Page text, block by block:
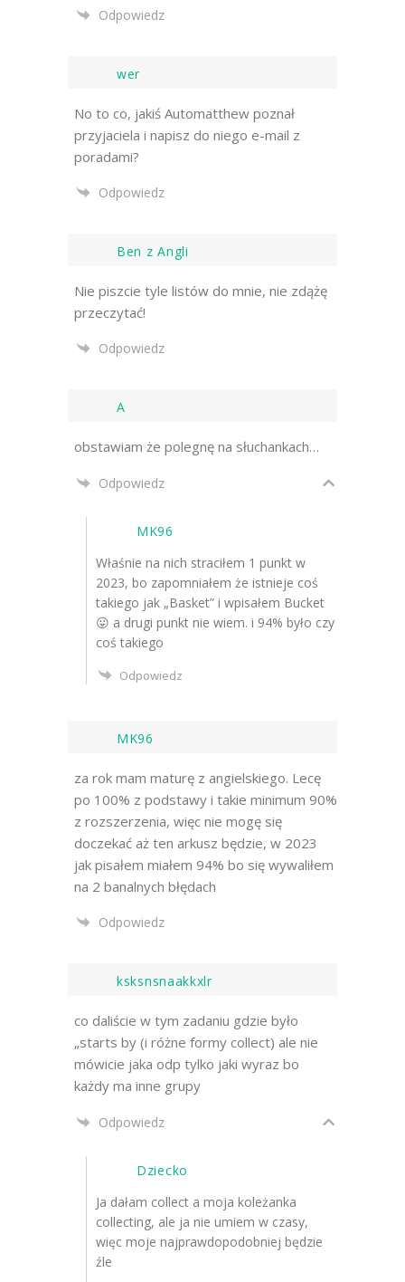
Odpowiedz
wer
No to co, jakiś Automatthew poznał
przyjaciela i napisz do niego e-mail z
poradami?
Odpowiedz
Ben z Angli
Nie piszcie tyle listów do mnie, nie zdążę
przeczytać!
Odpowiedz
A
obstawiam że polegnę na słuchankach…
Odpowiedz
MK96
Właśnie na nich straciłem 1 punkt w
2023, bo zapomniałem że istnieje coś
takiego jak „Basket” i wpisałem Bucket
😛 a drugi punkt nie wiem. i 94% było czy
coś takiego
Odpowiedz
MK96
za rok mam maturę z angielskiego. Lecę
po 100% z podstawy i takie minimum 90%
z rozszerzenia, więc nie mogę się
doczekać aż ten arkusz będzie, w 2023
jak pisałem miałem 94% bo się wywaliłem
na 2 banalnych błędach
Odpowiedz
ksksnsnaakkxlr
co daliście w tym zadaniu gdzie było
„starts by (i różne formy collect) ale nie
mówicie jaka odp tylko jaki wyraz bo
każdy ma inne grupy
Odpowiedz
Dziecko
Ja dałam collect a moja koleżanka
collecting, ale ja nie umiem w czasy,
więc moje najprawdopodobniej będzie
źle